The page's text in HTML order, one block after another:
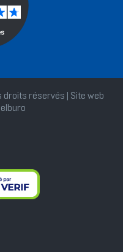
réservés | Site web